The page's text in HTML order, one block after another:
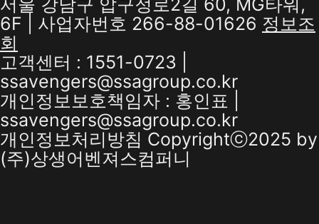
서울 강남구 압구정로2길 60, MG타워,
6F | 사업자번호 266-88-01626 정보조
회
고객센터 : 1551-0723 |
ssavengers@ssagroup.co.kr
개인정보보호책임자 : 홍인표 |
ssavengers@ssagroup.co.kr
개인정보처리방침 Copyrightⓒ2025 by
(주)상생어벤져스컴퍼니